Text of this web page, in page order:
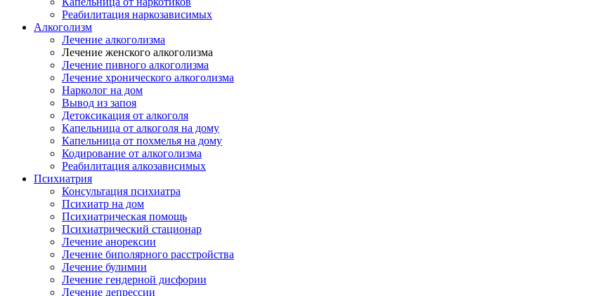
Реабилитация наркозависимых
Алкоголизм
Лечение алкоголизма
Лечение женского алкоголизма
Лечение пивного алкоголизма
Лечение хронического алкоголизма
Нарколог на дом
Вывод из запоя
Детоксикация от алкоголя
Капельница от алкоголя на дому
Капельница от похмелья на дому
Кодирование от алкоголизма
Реабилитация алкозависимых
Психиатрия
Консультация психиатра
Психиатр на дом
Психиатрическая помощь
Психиатрический стационар
Лечение анорексии
Лечение биполярного расстройства
Лечение булимии
Лечение гендерной дисфории
Лечение депрессии